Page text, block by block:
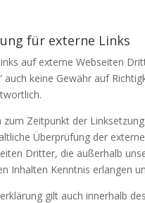
für externe Links
auf externe Webseiten
auch keine Gewähr auf
zum Zeitpunkt der
Überprüfung der
Dritter, die außerhalb
Inhalten Kenntnis erlangen
gilt auch innerhalb